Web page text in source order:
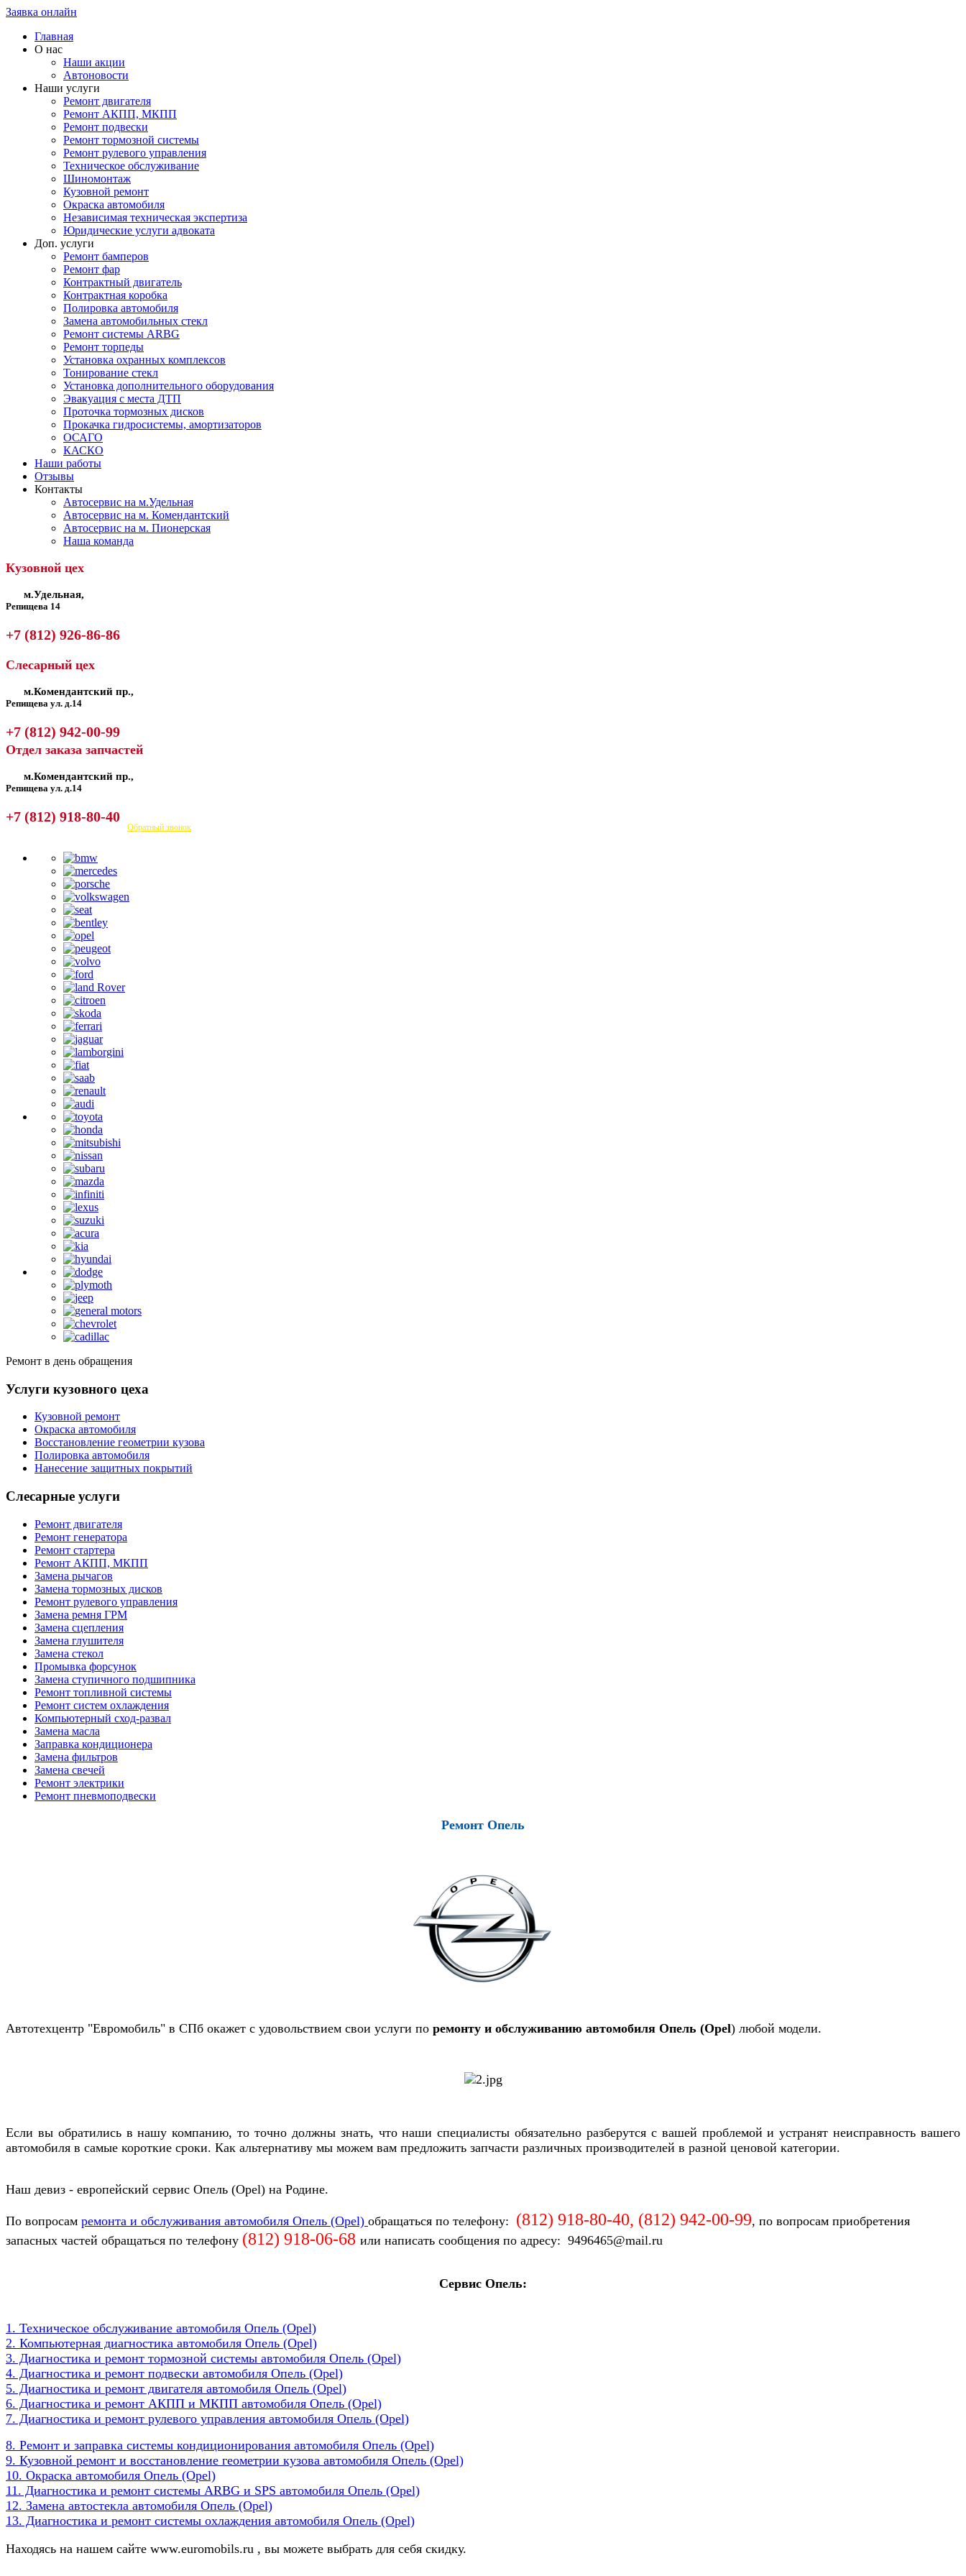
Заявка онлайн
Главная
О нас
Наши акции
Автоновости
Наши услуги
Ремонт двигателя
Ремонт АКПП, МКПП
Ремонт подвески
Ремонт тормозной системы
Ремонт рулевого управления
Техническое обслуживание
Шиномонтаж
Кузовной ремонт
Окраска автомобиля
Независимая техническая экспертиза
Юридические услуги адвоката
Доп. услуги
Ремонт бамперов
Ремонт фар
Контрактный двигатель
Контрактная коробка
Полировка автомобиля
Замена автомобильных стекл
Ремонт системы ARBG
Ремонт торпеды
Установка охранных комплексов
Тонирование стекл
Установка дополнительного оборудования
Эвакуация с места ДТП
Проточка тормозных дисков
Прокачка гидросистемы, амортизаторов
ОСАГО
КАСКО
Наши работы
Отзывы
Контакты
Автосервис на м.Удельная
Автосервис на м. Комендантский
Автосервис на м. Пионерская
Наша команда
Кузовной цех
м.Удельная,
Репищева 14
+7 (812) 926-86-86
Слесарный цех
м.Комендантский пр.,
Репищева ул. д.14
+7 (812) 942-00-99
Отдел заказа запчастей
м.Комендантский пр.,
Репищева ул. д.14
+7 (812) 918-80-40
Посмотреть на карте Обратный звонок
Ремонт в день обращения
Услуги кузовного цеха
Кузовной ремонт
Окраска автомобиля
Восстановление геометрии кузова
Полировка автомобиля
Нанесение защитных покрытий
Слесарные услуги
Ремонт двигателя
Ремонт генератора
Ремонт стартера
Ремонт АКПП, МКПП
Замена рычагов
Замена тормозных дисков
Ремонт рулевого управления
Замена ремня ГРМ
Замена сцепления
Замена глушителя
Замена стекол
Промывка форсунок
Замена ступичного подшипника
Ремонт топливной системы
Ремонт систем охлаждения
Компьютерный сход-развал
Замена масла
Заправка кондиционера
Замена фильтров
Замена свечей
Ремонт электрики
Ремонт пневмоподвески
Ремонт Опель
Автотехцентр "Евромобиль" в СПб окажет с удовольствием свои услуги по ремонту и обслуживанию автомобиля Опель (Opel) любой модели.
Если вы обратились в нашу компанию, то точно должны знать, что наши специалисты обязательно разберутся с вашей проблемой и устранят неисправность вашего
автомобиля в самые короткие сроки. Как альтернативу мы можем вам предложить запчасти различных производителей в разной ценовой категории.
Наш девиз - европейский сервис Опель (Opel) на Родине.
По вопросам ремонта и обслуживания автомобиля Опель (Opel) обращаться по телефону: (812) 918-80-40, (812) 942-00-99, по вопросам приобретения
запасных частей обращаться по телефону (812) 918-06-68 или написать сообщения по адресу: 9496465@mail.ru
Сервис Опель:
1. Техническое обслуживание автомобиля Опель (Opel)
2. Компьютерная диагностика автомобиля Опель (Opel)
3. Диагностика и ремонт тормозной системы автомобиля Опель (Opel)
4. Диагностика и ремонт подвески автомобиля Опель (Opel)
5. Диагностика и ремонт двигателя автомобиля Опель (Opel)
6. Диагностика и ремонт АКПП и МКПП автомобиля Опель (Opel)
7. Диагностика и ремонт рулевого управления автомобиля Опель (Opel)
8. Ремонт и заправка системы кондиционирования автомобиля Опель (Opel)
9. Кузовной ремонт и восстановление геометрии кузова автомобиля Опель (Opel)
10. Окраска автомобиля Опель (Opel)
11. Диагностика и ремонт системы ARBG и SPS автомобиля Опель (Opel)
12. Замена автостекла автомобиля Опель (Opel)
13. Диагностика и ремонт системы охлаждения автомобиля Опель (Opel)
Находясь на нашем сайте www.euromobils.ru , вы можете выбрать для себя скидку.